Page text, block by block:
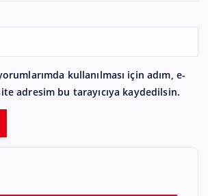
kullanılması için adım, e-
adresim bu tarayıcıya kaydedilsin.